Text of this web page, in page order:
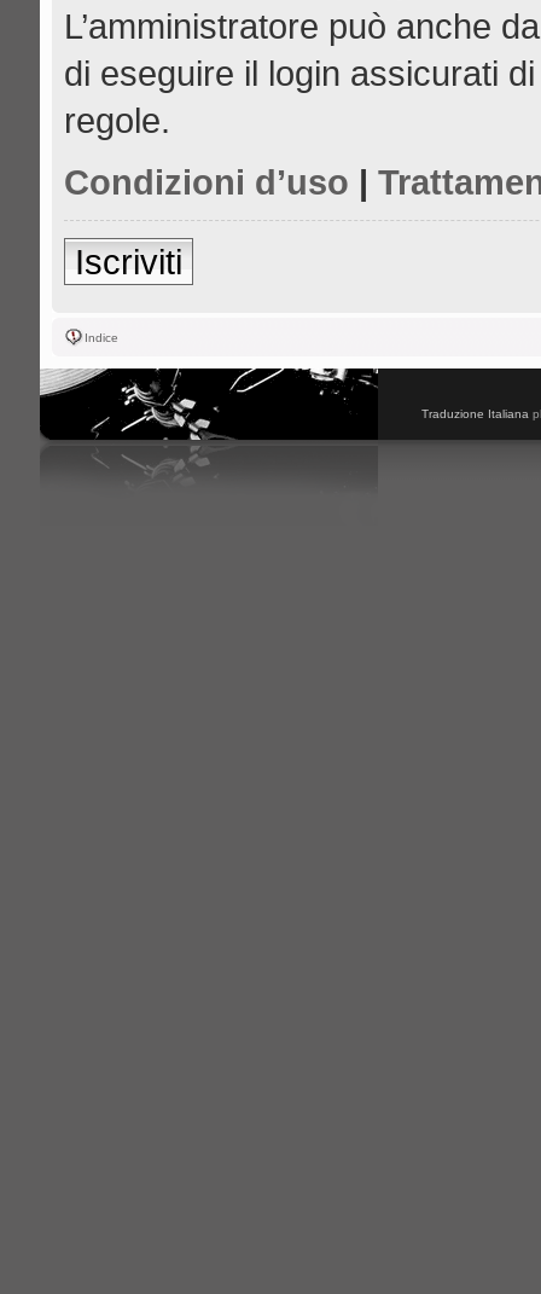
L’amministratore può anche
di eseguire il login assicurati
regole.
Condizioni d’uso |
Iscriviti
Indice
Traduzione Italiana